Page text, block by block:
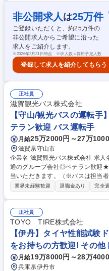
＞【出勤】運行管理者と朝のあい
行ダイヤの確認。→【車両点検】→
証を提示し、自身の健康状態・車
お客様の安全と快適性を大事にし
トの話や交通情報共有→【入庫・
管理者に本日の報告をして終了。 募集職種 【浜松市】バス運転手 ※未経
験歓迎/研修充実/免許取得補助あり/
非公開求人 は25万件
ご登録いただくと、約25万件の
非公開求人からご希望に沿った
求人をご紹介します。
※2026年3月31日時点 ※求人数＝採用予定人数
登録して求人を紹介してもらう
正社員
滋賀観光バス株式会社
【守山/観光バスの運転手
テラン歓迎 バス運転手
月給25万2000円～27万
滋賀県守山市
企業名 滋賀観光バス株式会社 求人名 【守山/観光バスの運転手】◆滋賀交
通のグループ会社◎ベテラン歓迎★ 仕事の内容 ■観光バスの運転業務を
当いただきます。（※バスは担当
生徒の送迎、一般団体の温泉旅行
ぐには独り立ちが難しいと判断し
研修を行いますので安心してくだ
催し運転に対するモチベーション
ます。 募集職種 【守山/観光バスの運転手】◆滋賀交通のグループ会社◎
ベテラン歓迎★
業界未経験歓迎 退職金あり 完全
正社員
TOYO TIRE株式会社
【伊丹】タイヤ性能試験
をお持ちの方歓迎! その他
月給19万8000円～28万
兵庫県伊丹市